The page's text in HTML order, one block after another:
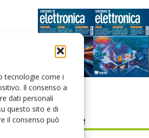
tecnologie come i
Il consenso a
dati personali
questo sito e di
il consenso può
Edicola web
PCB Magazine